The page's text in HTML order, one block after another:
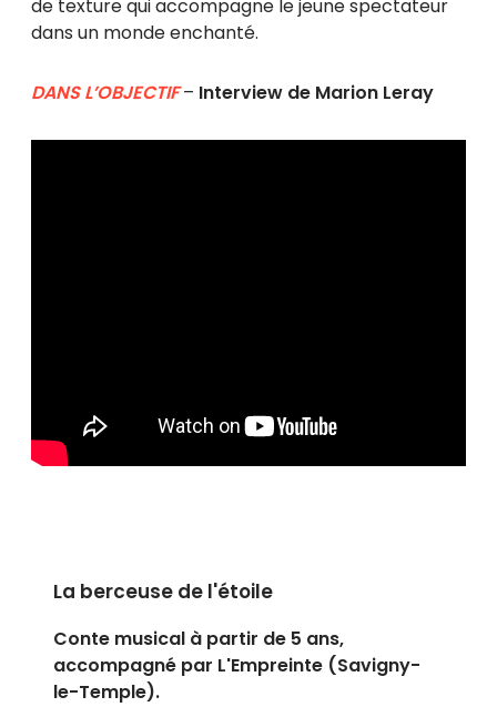
de texture qui accompagne le jeune spectateur
dans un monde enchanté.
DANS L’OBJECTIF– Interview de Marion Leray
La berceuse de l'étoile
Conte musical à partir de 5 ans,
accompagné par L'Empreinte (Savigny-
le-Temple).